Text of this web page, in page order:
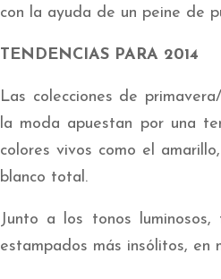
con la ayuda de un peine de
TENDENCIAS PARA 2014
Las colecciones de
la moda apuestan por una
colores vivos como el
blanco total.
Junto a los tonos
estampados más insólitos, en